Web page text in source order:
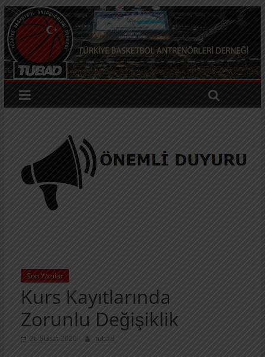
Son Yazılar
Kurs Kayıtlarında
Zorunlu Değişiklik
26 Şubat 2020 tubad